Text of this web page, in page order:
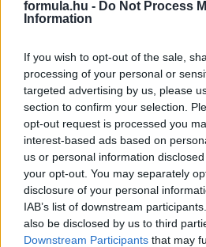
formula.hu - Do Not Process
Information
If you wish to opt-out of the sale,
processing of your personal or
targeted advertising by us, please
section to confirm your selection.
opt-out request is processed you
interest-based ads based on
us or personal information
your opt-out. You may separately
disclosure of your personal
IAB’s list of downstream
also be disclosed by us to third
Downstream Participants that may
versenyző elmondása szerint.
14:53
A hátsó gumikat le tudták
ugrálni kellett az autón, mert az
sem működik rendesen.
14:53
Hajjajj... A #31-es
lesz?
14:46